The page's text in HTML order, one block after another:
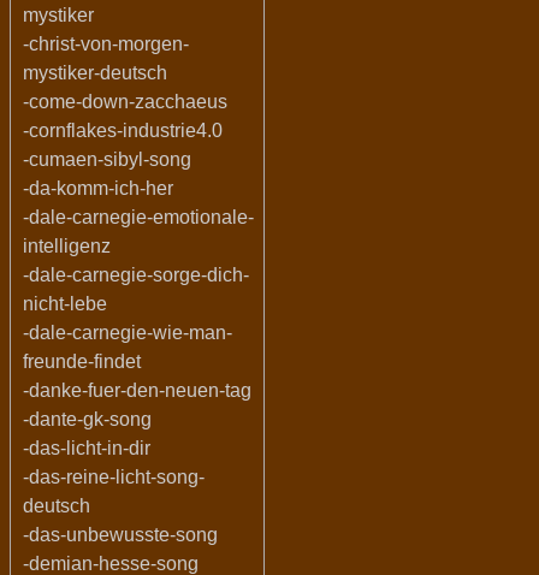
mystiker
-christ-von-morgen-
mystiker-deutsch
-come-down-zacchaeus
-cornflakes-industrie4.0
-cumaen-sibyl-song
-da-komm-ich-her
-dale-carnegie-emotionale-
intelligenz
-dale-carnegie-sorge-dich-
nicht-lebe
-dale-carnegie-wie-man-
freunde-findet
-danke-fuer-den-neuen-tag
-dante-gk-song
-das-licht-in-dir
-das-reine-licht-song-
deutsch
-das-unbewusste-song
-demian-hesse-song